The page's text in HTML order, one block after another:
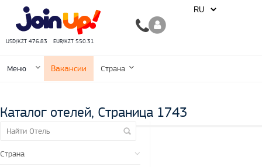
USD/KZT 476.83 EUR/KZT 550.31
Меню Вакансии Страна
Каталог отелей, Страница 1743
Страна